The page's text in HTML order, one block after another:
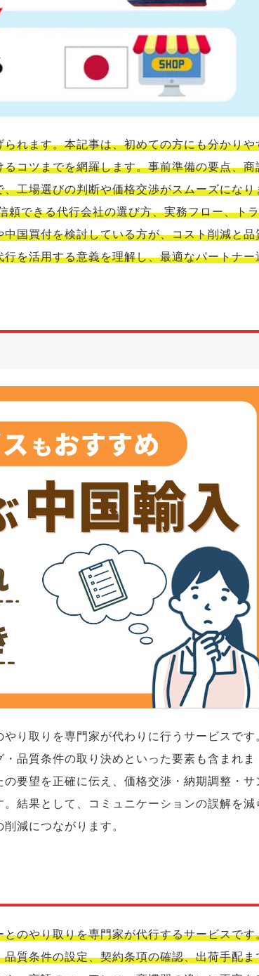
れます。本記事は、初めての方にも分かりや
コツまでを網羅します。事前準備の要点、商
工場選びの判断や価格交渉がスムーズになり
できる代行会社の選び方、実務フロー、ト
国買付を検討している方が、コスト削減と品
を活用する意義を理解し、最適なパートナー
り取りを専門家が代わりに行うサービスです
品質条件の取り決めといった要素も含まれま
要望を正確に伝え、価格交渉・納期調整・サ
結果として、コミュニケーションの誤解を減
減につながります。
のやり取りを専門家が代行するサービスです
質条件の設定、契約条項の確認、出荷手配ま